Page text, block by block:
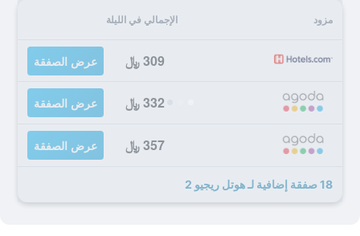
مزود الإجمالي في الليلة
309 ﷼ عرض الصفقة
332 ﷼ عرض الصفقة
357 ﷼ عرض الصفقة
18 صفقة إضافية لـ هوتل ريجيو 2